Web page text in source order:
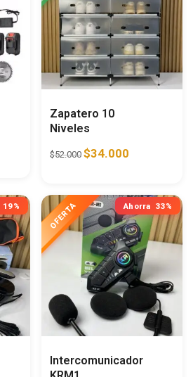
Zapatero 10
Niveles
$52.000 $34.000
19% Ahorra 33%
Intercomunicador